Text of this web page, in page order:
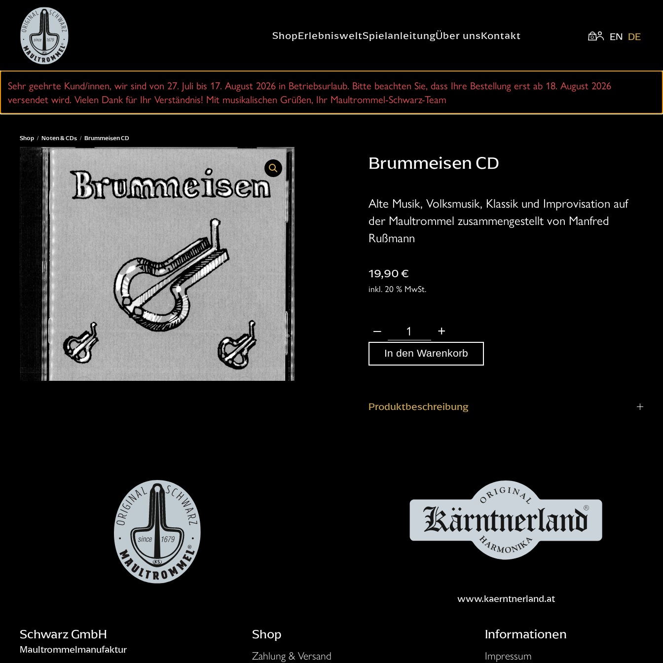
Zum
Hauptinhalt
springen
ShopErlebnisweltSpielanleitungÜber unsKontakt 0 EN DE
Sehr geehrte Kund/innen, wir sind von 27. Juli bis 17. August 2026 in Betriebsurlaub. Bitte beachten Sie, dass Ihre Bestellung erst ab 18. August 2026
versendet wird. Vielen Dank für Ihr Verständnis! Mit musikalischen Grüßen, Ihr Maultrommel-Schwarz-Team
Shop Noten & CDs Brummeisen CD
Brummeisen CD
Alte Musik, Volksmusik, Klassik und Improvisation auf
der Maultrommel zusammengestellt von Manfred
Rußmann
19,90€
inkl. 20 % MwSt.
–
Brummeisen
CD
+
In den Warenkorb
Produktbeschreibung
Schwarz GmbH
Maultrommelmanufaktur
Shop
Zahlung & Versand
Informationen
Impressum
www.kaerntnerland.at